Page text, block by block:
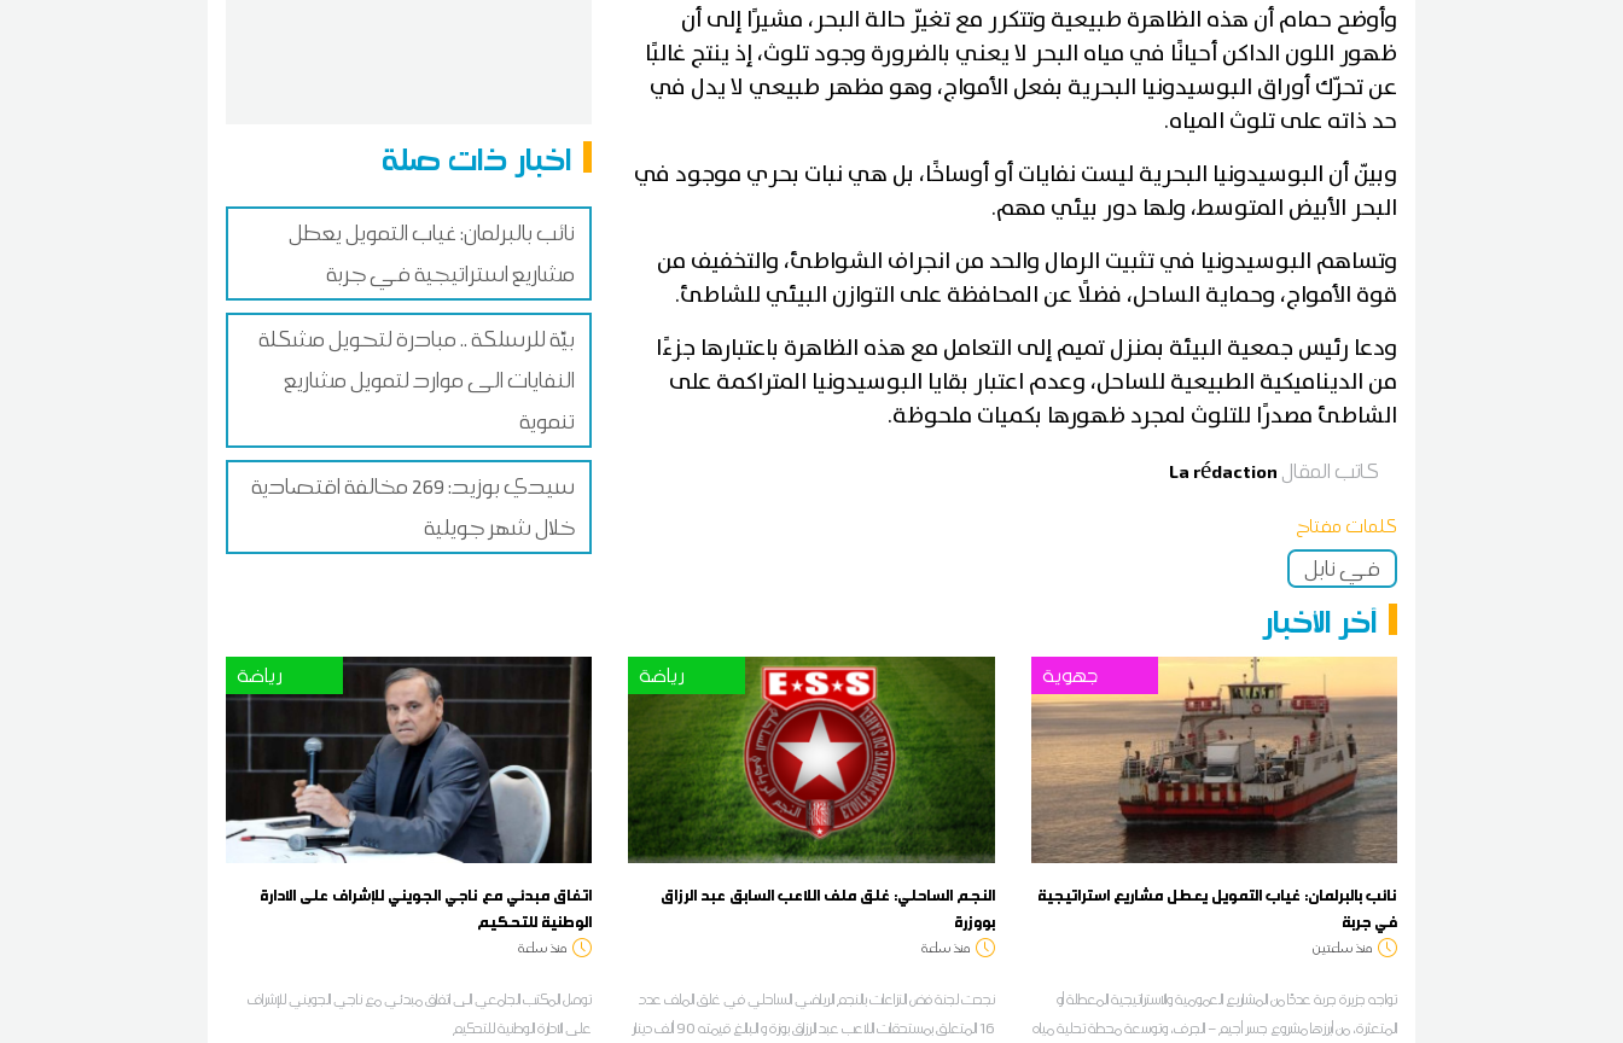
اخبار ذات صلة
نائب بالبرلمان: غياب التمويل يعطل
مشاريع استراتيجية في جربة
بيّة للرسلكة .. مبادرة لتحويل مشكلة
النفايات الى موارد لتمويل مشاريع
تنموية
سيدي بوزيد: 269 مخالفة اقتصادية
خلال شهر جويلية
وأوضح حمام أن هذه الظاهرة طبيعية وتتكرر مع تغيّر حالة البحر، مشيرًا إلى أن
ظهور اللون الداكن أحيانًا في مياه البحر لا يعني بالضرورة وجود تلوث، إذ ينتج غالبًا
عن تحرّك أوراق البوسيدونيا البحرية بفعل الأمواج، وهو مظهر طبيعي لا يدل في
حد ذاته على تلوث المياه.
وبيّن أن البوسيدونيا البحرية ليست نفايات أو أوساخًا، بل هي نبات بحري موجود في
البحر الأبيض المتوسط، ولها دور بيئي مهم.
وتساهم البوسيدونيا في تثبيت الرمال والحد من انجراف الشواطئ، والتخفيف من
قوة الأمواج، وحماية الساحل، فضلًا عن المحافظة على التوازن البيئي للشاطئ.
ودعا رئيس جمعية البيئة بمنزل تميم إلى التعامل مع هذه الظاهرة باعتبارها جزءًا
من الديناميكية الطبيعية للساحل، وعدم اعتبار بقايا البوسيدونيا المتراكمة على
الشاطئ مصدرًا للتلوث لمجرد ظهورها بكميات ملحوظة.
كاتب المقال La rédaction
كلمات مفتاح
في نابل
آخر الأخبار
رياضة
اتفاق مبدئي مع ناجي الجويني للإشراف على الادارة
الوطنية للتحكيم
منذ ساعة
توصل المكتب الجامعي الى اتفاق مبدئي مع ناجي الجويني للإشراف
على الادارة الوطنية للتحكيم
رياضة
النجم الساحلي: غلق ملف اللاعب السابق عبد الرزاق
بووزرة
منذ ساعة
نجحت لجنة فض النزاعات بالنجم الرياضي الساحلي في غلق الملف عدد
16 المتعلق بمستحقات اللاعب عبد الرزاق بوزة و البالغ قيمته 90 ألف دينار
جهوية
نائب بالبرلمان: غياب التمويل يعطل مشاريع استراتيجية
في جربة
منذ ساعتين
تواجه جزيرة جربة عددًا من المشاريع العمومية والاستراتيجية المعطلة أو
المتعثرة، من أبرزها مشروع جسر أجيم – الجرف، وتوسعة محطة تحلية مياه